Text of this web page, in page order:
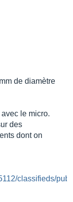
de diamètre
le micro.
des
dont on
classifieds/